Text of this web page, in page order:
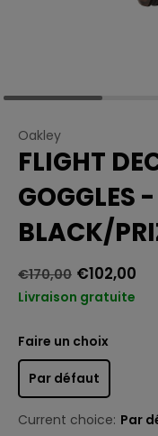
Oakley
FLIGHT
GOGGLES
BLACK/
€170,00 €102,00
Livraison gratuite
Faire un choix
Par défaut
Current choice: Par